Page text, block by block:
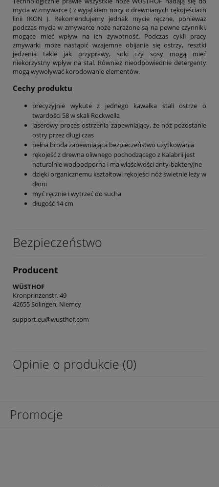
mycia w zmywarce ( z wyjątkiem noży o drewnianych rękojeściach
linii IKON ). Rekomendujemy jednak mycie ręczne, ponieważ
podczas mycia w zmywarce noże narażone są na pewne czynniki,
mogące mieć wpływ na ich żywotność. Podczas cykli pracy
zmywarki może nastąpić wzajemne obijanie się ostrzy, resztki
jedzenia takie jak przyprawy, soki czy sosy mogą mieć
niekorzystny wpływ na stal. Również nieodpowiednie detergenty
mogą wywoływać korodowanie elementów.
Cechy produktu
precyzyjnie wykute z jednego kawałka stali ostrze o
twardości 58 w skali Rockwella
laserowy proces ostrzenia zapewniający, że nóż pozostanie
ostry przez długi czas
pełna broda zapewniająca bezpieczeństwo użytkowania
rękojeść z drewna oliwnego pochodzącego z Kalabrii jest
naturalnie wodoodporna i ma właściwości anty-bakteryjne
dzięki organicznemu kształtowi rękojeści nóż świetnie leży w
dłoni
myć ręcznie i wytrzeć do sucha
długość 14 cm
Bezpieczeństwo
Producent
WÜSTHOF
Kronprinzenstr. 49
42655 Solingen, Niemcy
support.eu@wusthof.com
Opinie o produkcie (0)
Promocje